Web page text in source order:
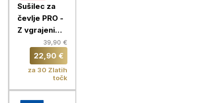
Sušilec za
čevlje PRO -
Z vgrajenim
časovnikom
in 360°
kroženjem
39,90 €
22,90 €
za 30 Zlatih
točk